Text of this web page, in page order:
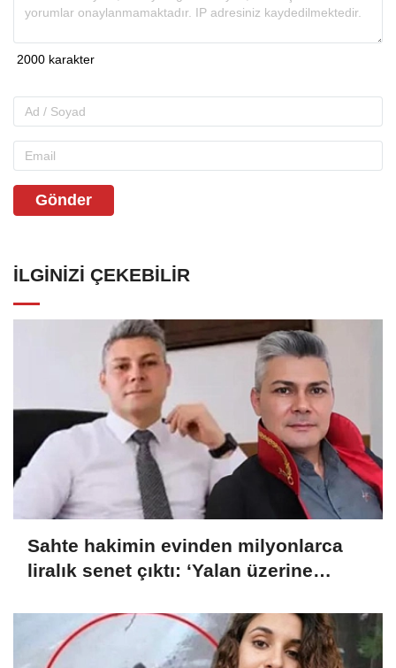
Gönder
İLGINIZI ÇEKEBILIR
Sahte hakimin evinden milyonlarca
liralık senet çıktı: ‘Yalan üzerine